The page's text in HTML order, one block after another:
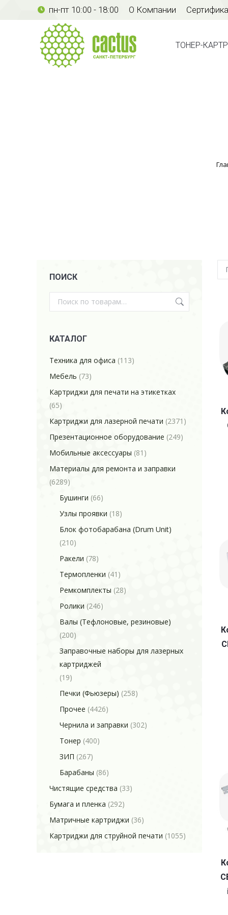
пн-пт 10:00 - 18:00 О Компании
ТОНЕР-
ПОИСК
КАТАЛОГ
Техника для офиса (113)
Мебель (73)
Картриджи для печати на этикетках
(65)
Картриджи для лазерной печати (2371)
Презентационное оборудование (249)
Мобильные аксессуары (81)
Материалы для ремонта и заправки
(6289)
Бушинги (66)
Узлы проявки (18)
Блок фотобарабана (Drum Unit)
(210)
Ракели (78)
Термопленки (41)
Ремкомплекты (28)
Ролики (246)
Валы (Тефлоновые, резиновые)
(200)
Заправочные наборы для лазерных
картриджей
(19)
Печки (Фьюзеры) (258)
Прочее (4426)
Чернила и заправки (302)
Тонер (400)
ЗИП (267)
Барабаны (86)
Чистящие средства (33)
Бумага и пленка (292)
Матричные картриджи (36)
Картриджи для струйной печати (1055)